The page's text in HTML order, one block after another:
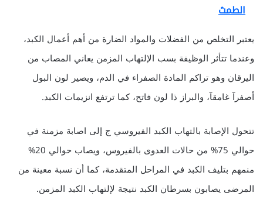
الطمث
يعتبر التخلص من الفضلات والمواد الضارة من أهم أعمال الكبد،
وعندما تتأثر الوظيفة بسب الإلتهاب المزمن يعاني المصاب من
اليرقان وهو تراكم المادة الصفراء في الدم، ويصير لون البول
أصفرآ غامقآ، والبراز ذا لون فاتح، كما ترتفع انزيمات الكبد.
تتحول الإصابة بالتهاب الكبد الفيروسي ج إلى اصابة مزمنة في
حوالي 75% من حالات العدوى بالفيروس، ويصاب حوالي 20%
منمهم بتليف الكبد في المراحل المتقدمة، كما أن نسبة معينة من
المرضى يصابون بسرطان الكبد نتيجة لإلتهاب الكبد المزمن.